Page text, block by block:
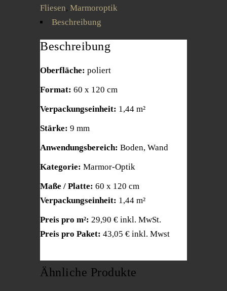
Fliesen, Marmoroptik
Beschreibung
Beschreibung
Oberfläche: poliert
Format: 60 x 120 cm
Verpackungseinheit: 1,44 m²
Stärke: 9 mm
Anwendungsbereich: Boden, Wand
Kategorie: Marmor-Optik
Maße / Platte: 60 x 120 cm
Verpackungseinheit: 1,44 m²
Preis pro m²: 29,90 € inkl. MwSt.
Preis pro Paket: 43,05 € inkl. Mwst
Ähnliche Produkte